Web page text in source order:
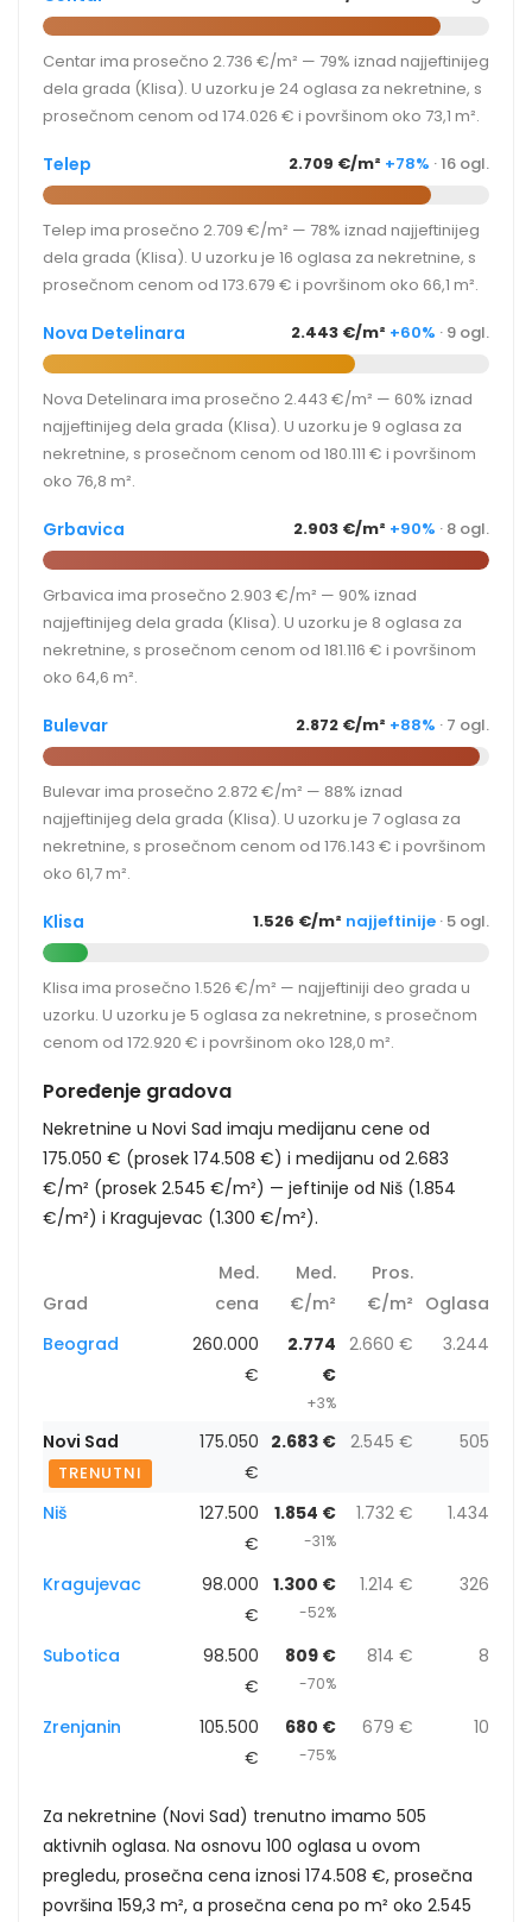
Centar ima prosečno 2.736 €/m² — 79% iznad najjeftinijeg
dela grada (Klisa). U uzorku je 24 oglasa za nekretnine, s
prosečnom cenom od 174.026 € i površinom oko 73,1 m².
Telep 2.709 €/m² +78% · 16 ogl.
Telep ima prosečno 2.709 €/m² — 78% iznad najjeftinijeg
dela grada (Klisa). U uzorku je 16 oglasa za nekretnine, s
prosečnom cenom od 173.679 € i površinom oko 66,1 m².
Nova Detelinara 2.443 €/m² +60% · 9 ogl.
Nova Detelinara ima prosečno 2.443 €/m² — 60% iznad
najjeftinijeg dela grada (Klisa). U uzorku je 9 oglasa za
nekretnine, s prosečnom cenom od 180.111 € i površinom
oko 76,8 m².
Grbavica 2.903 €/m² +90% · 8 ogl.
Grbavica ima prosečno 2.903 €/m² — 90% iznad
najjeftinijeg dela grada (Klisa). U uzorku je 8 oglasa za
nekretnine, s prosečnom cenom od 181.116 € i površinom
oko 64,6 m².
Bulevar 2.872 €/m² +88% · 7 ogl.
Bulevar ima prosečno 2.872 €/m² — 88% iznad
najjeftinijeg dela grada (Klisa). U uzorku je 7 oglasa za
nekretnine, s prosečnom cenom od 176.143 € i površinom
oko 61,7 m².
Klisa 1.526 €/m² najjeftinije · 5 ogl.
Klisa ima prosečno 1.526 €/m² — najjeftiniji deo grada u
uzorku. U uzorku je 5 oglasa za nekretnine, s prosečnom
cenom od 172.920 € i površinom oko 128,0 m².
Poređenje gradova
Nekretnine u Novi Sad imaju medijanu cene od
175.050 € (prosek 174.508 €) i medijanu od 2.683
€/m² (prosek 2.545 €/m²) — jeftinije od Niš (1.854
€/m²) i Kragujevac (1.300 €/m²).
Grad
Med.
cena
Med.
€/m²
Pros.
€/m² Oglasa
Beograd
260.000
€
2.774
€
+3%
2.660 € 3.244
Novi Sad
TRENUTNI
175.050
€
2.683 € 2.545 € 505
Niš
127.500
€
1.854 €
-31%
1.732 € 1.434
Kragujevac
98.000
€
1.300 €
-52%
1.214 € 326
Subotica
98.500
€
809 €
-70%
814 € 8
Zrenjanin
105.500
€
680 €
-75%
679 € 10
Za nekretnine (Novi Sad) trenutno imamo 505
aktivnih oglasa. Na osnovu 100 oglasa u ovom
pregledu, prosečna cena iznosi 174.508 €, prosečna
površina 159,3 m², a prosečna cena po m² oko 2.545